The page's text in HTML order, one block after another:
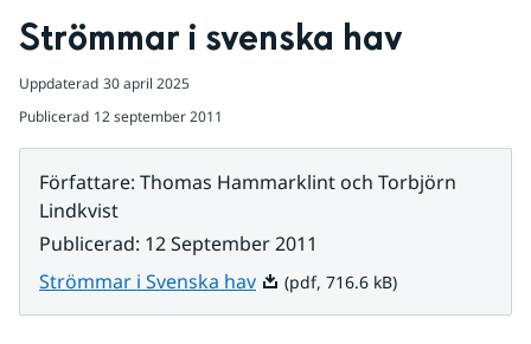
Strömmar i svenska hav
Uppdaterad 30 april 2025
Publicerad 12 september 2011
Författare: Thomas Hammarklint och Torbjörn
Lindkvist
Publicerad: 12 September 2011
Strömmar i Svenska havPdf, 716.6 kB.
(pdf, 716.6 kB)